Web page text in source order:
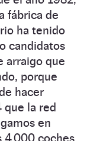
fábrica de
ha tenido
candidatos
arraigo que
porque
hacer
que la red
en
4.000 coches